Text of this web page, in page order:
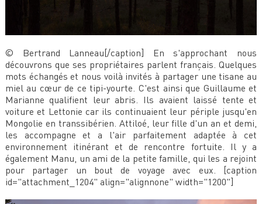
© Bertrand Lanneau[/caption] En s'approchant nous
découvrons que ses propriétaires parlent français. Quelques
mots échangés et nous voilà invités à partager une tisane au
miel au cœur de ce tipi-yourte. C'est ainsi que Guillaume et
Marianne qualifient leur abris. Ils avaient laissé tente et
voiture et Lettonie car ils continuaient leur périple jusqu'en
Mongolie en transsibérien. Attiloé, leur fille d'un an et demi,
les accompagne et a l'air parfaitement adaptée à cet
environnement itinérant et de rencontre fortuite. Il y a
également Manu, un ami de la petite famille, qui les a rejoint
pour partager un bout de voyage avec eux. [caption
id="attachment_1204" align="alignnone" width="1200"]